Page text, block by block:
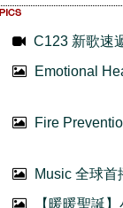
C123 新歌速
Emotional
Fire
Music 全球首
【暖暖聖誕